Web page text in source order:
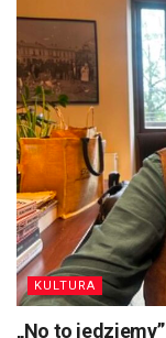
KULTURA
„No to